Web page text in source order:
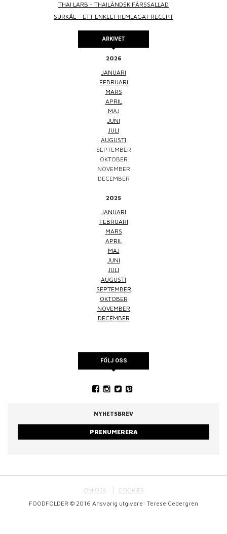
THAI LARB - THAILÄNDSK FÄRSSALLAD
SURKÅL – ETT ENKELT HEMLAGAT RECEPT
ARKIVET
2026
JANUARI
FEBRUARI
MARS
APRIL
MAJ
JUNI
JULI
AUGUSTI
SEPTEMBER
OKTOBER
NOVEMBER
DECEMBER
2025
JANUARI
FEBRUARI
MARS
APRIL
MAJ
JUNI
JULI
AUGUSTI
SEPTEMBER
OKTOBER
NOVEMBER
DECEMBER
FÖLJ OSS
NYHETSBREV
PRENUMERERA
OM OSS
COOKIES
FOODFOLDER © 2016 Ansvarig utgivare: Terese Cedergren